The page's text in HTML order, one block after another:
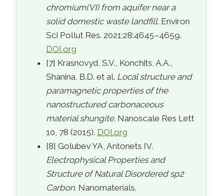
chromium(VI) from aquifer near a
solid domestic waste landfill. Environ
Sci Pollut Res. 2021;28:4645–4659.
DOI.org
[7] Krasnovyd, S.V., Konchits, A.A.,
Shanina, B.D. et al. Local structure and
paramagnetic properties of the
nanostructured carbonaceous
material shungite. Nanoscale Res Lett
10, 78 (2015). DOI.org
[8] Golubev YA, Antonets IV.
Electrophysical Properties and
Structure of Natural Disordered sp2
Carbon. Nanomaterials.